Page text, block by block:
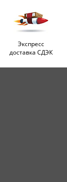
Экспресс
доставка СДЭК